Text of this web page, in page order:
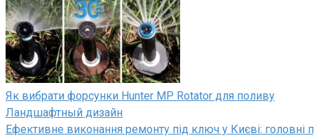
Як вибрати форсунки Hunter MP Rotator для поливу
Ландшафтный дизайн
Ефективне виконання ремонту під ключ у Києві: головні